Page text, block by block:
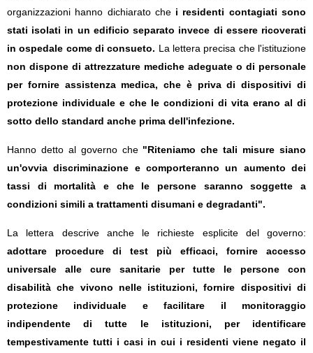
organizzazioni hanno dichiarato che i residenti contagiati sono
stati isolati in un edificio separato invece di essere ricoverati
in ospedale come di consueto. La lettera precisa che l'istituzione
non dispone di attrezzature mediche adeguate o di personale
per fornire assistenza medica, che è priva di dispositivi di
protezione individuale e che le condizioni di vita erano al di
sotto dello standard anche prima dell'infezione.
Hanno detto al governo che "Riteniamo che tali misure siano
un'ovvia discriminazione e comporteranno un aumento dei
tassi di mortalità e che le persone saranno soggette a
condizioni simili a trattamenti disumani e degradanti".
La lettera descrive anche le richieste esplicite del governo:
adottare procedure di test più efficaci, fornire accesso
universale alle cure sanitarie per tutte le persone con
disabilità che vivono nelle istituzioni, fornire dispositivi di
protezione individuale e facilitare il monitoraggio
indipendente di tutte le istituzioni, per identificare
tempestivamente tutti i casi in cui i residenti viene negato il